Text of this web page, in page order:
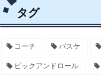
タグ
コーチ バスケ
ピックアンドロール